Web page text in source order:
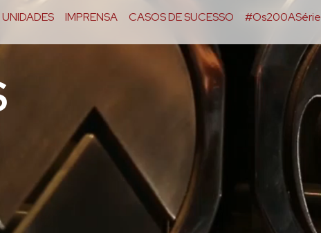
UNIDADES IMPRENSA CASOS DE SUCESSO #Os200ASérie